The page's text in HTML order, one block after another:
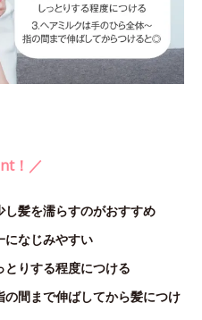
！／
髪を濡らすのがおすすめ
になじみやすい
りする程度につける
間まで伸ばしてから髪につけ